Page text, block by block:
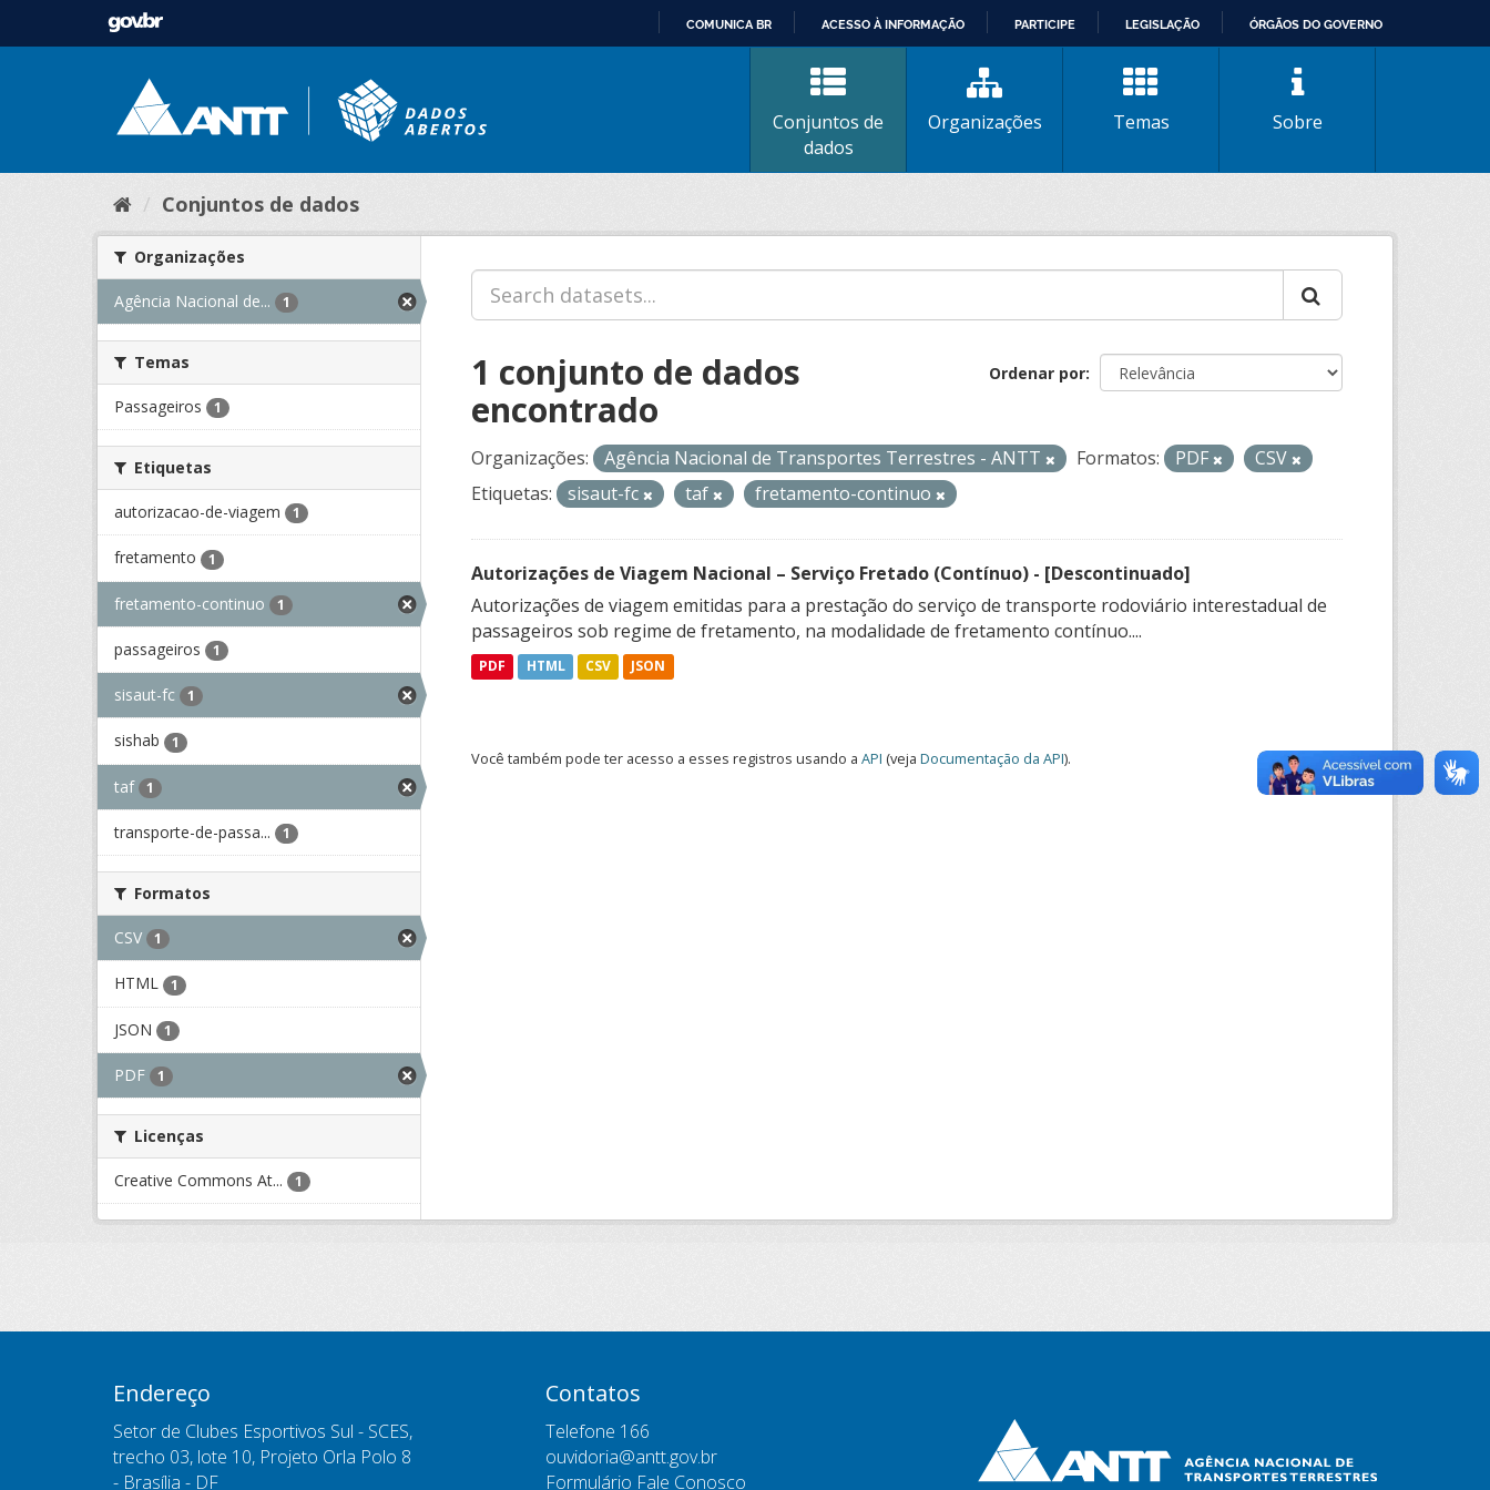
CONTEÚDO
COMUNICA BR ACESSO À INFORMAÇÃO PARTICIPE LEGISLAÇÃO ÓRGÃOS DO GOVERNO
Conjuntos de
dados
Organizações Temas Sobre
Conjuntos de dados
Organizações
Agência Nacional de... 1
Temas
Passageiros 1
Etiquetas
autorizacao-de-viagem 1
fretamento 1
fretamento-continuo 1
passageiros 1
sisaut-fc 1
sishab 1
taf 1
transporte-de-passa... 1
Formatos
CSV 1
HTML 1
JSON 1
PDF 1
Licenças
Creative Commons At... 1
Ordenar por
1 conjunto de dados
encontrado
Organizações: Agência Nacional de Transportes Terrestres - ANTT Formatos: PDF
CSV
Etiquetas:
sisaut-fc taf fretamento-continuo
Autorizações de Viagem Nacional – Serviço Fretado (Contínuo) - [Descontinuado]
Autorizações de viagem emitidas para a prestação do serviço de transporte rodoviário interestadual de
passageiros sob regime de fretamento, na modalidade de fretamento contínuo....
PDF HTML CSV JSON
Você também pode ter acesso a esses registros usando a API (veja Documentação da API).
Endereço
Setor de Clubes Esportivos Sul - SCES,
trecho 03, lote 10, Projeto Orla Polo 8
- Brasília - DF
Contatos
Telefone 166
ouvidoria@antt.gov.br
Formulário Fale Conosco